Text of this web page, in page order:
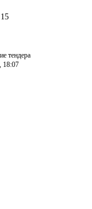
тендера
18:07